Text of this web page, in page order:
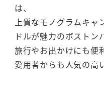
は、
上質なモノグラムキ
ドルが魅力のボストン
旅行やお出かけにも便
愛用者からも人気の高